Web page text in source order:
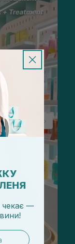
чекає —